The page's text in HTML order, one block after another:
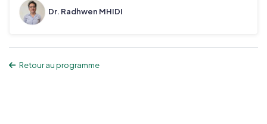
Dr. Radhwen MHIDI
Retour au programme